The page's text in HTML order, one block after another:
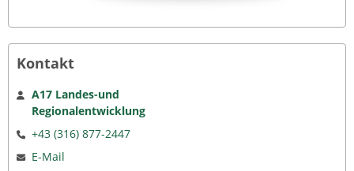
Kontakt
A17 Landes-und
Regionalentwicklung
+43 (316) 877-2447
E-Mail